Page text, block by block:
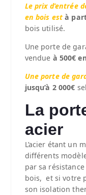
Le prix d’entrée
en bois està
bois utilisé.
Une porte de
vendue à 500€
Une porte de
jusqu’à 2 000€
La
acier
L’acier étant un
différents
par sa
bois, et si votre
son isolation